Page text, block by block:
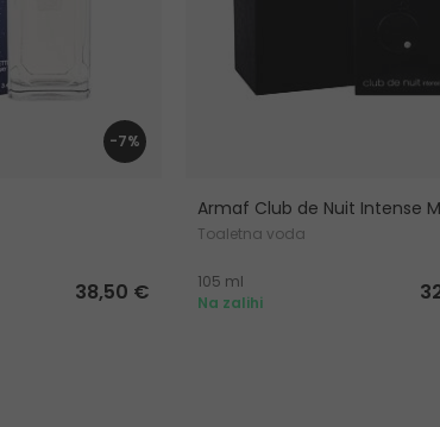
-7%
38,50 €
Armaf Club de Nuit Intense
Toaletna voda
105 ml
Na zalihi